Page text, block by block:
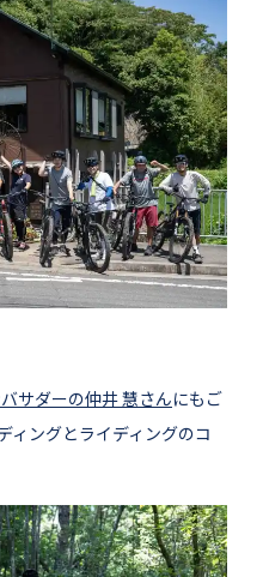
サダーの仲井 慧さんにもご
ィングとライディングのコ